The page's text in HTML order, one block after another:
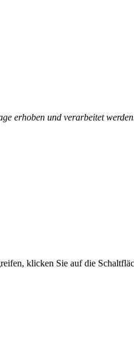
erhoben und verarbeitet
klicken Sie auf die